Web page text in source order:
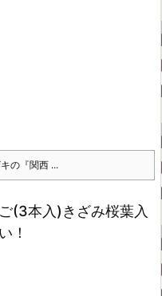
の『関西 ...
(3本入)きざみ桜葉入
！